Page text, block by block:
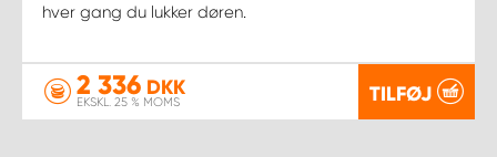
hver gang du lukker døren.
2 336 DKK
EKSKL. 25 % MOMS TILFØJ